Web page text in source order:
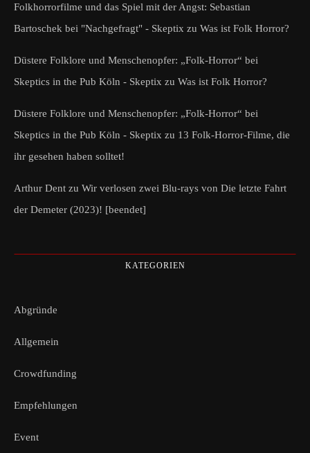
Folkhorrorfilme und das Spiel mit der Angst: Sebastian
Bartoschek bei "Nachgefragt" - Skeptix zu Was ist Folk Horror?
Düstere Folklore und Menschenopfer: „Folk-Horror“ bei
Skeptics in the Pub Köln - Skeptix zu Was ist Folk Horror?
Düstere Folklore und Menschenopfer: „Folk-Horror“ bei
Skeptics in the Pub Köln - Skeptix zu 13 Folk-Horror-Filme, die
ihr gesehen haben solltet!
Arthur Dent zu Wir verlosen zwei Blu-rays von Die letzte Fahrt
der Demeter (2023)! [beendet]
KATEGORIEN
Abgründe
Allgemein
Crowdfunding
Empfehlungen
Event